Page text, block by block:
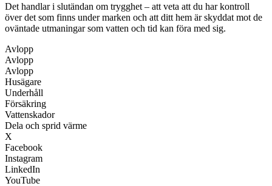
Det handlar i slutändan om trygghet – att veta att du har kontroll
över det som finns under marken och att ditt hem är skyddat mot de
oväntade utmaningar som vatten och tid kan föra med sig.
Avlopp
Avlopp
Avlopp
Husägare
Underhåll
Försäkring
Vattenskador
Dela och sprid värme
X
Facebook
Instagram
LinkedIn
YouTube